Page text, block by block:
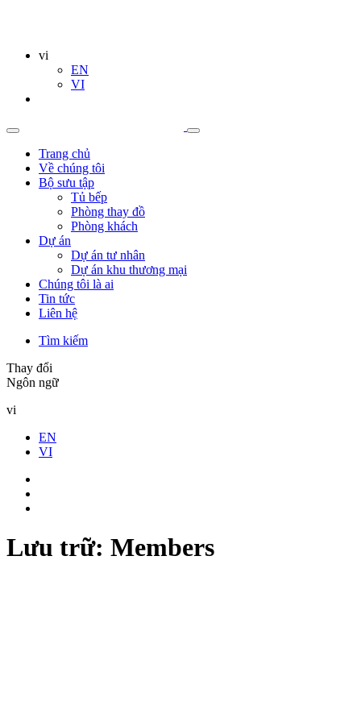
vi
EN
VI
Trang chủ
Về chúng tôi
Bộ sưu tập
Tủ bếp
Phòng thay đồ
Phòng khách
Dự án
Dự án tư nhân
Dự án khu thương mại
Chúng tôi là ai
Tin tức
Liên hệ
Tìm kiếm
Thay đổi
Ngôn ngữ
vi
EN
VI
Lưu trữ: Members